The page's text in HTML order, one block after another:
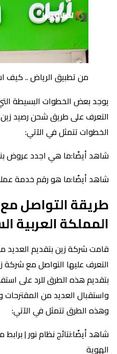
من تطبيق الرياض .. كيف
يوجد بعض الخطوات البسيطة
التعرف على طريق شحن رصيد
الخطوات تتمثل في الآتي:
شاهد أيضًا:ما هي اجدد عروض
شاهد أيضًا:ما هو رقم خدمة
طريقة التواصل
المملكة العربية
قامت شركة زين بتقديم
التعرف عليها التواصل مع
بتقديم هذه الطرق للرد على
واستقبال العديد من
وهذه الطرق تتمثل في الآتي:
شاهد أيضًا:نتائج نظام نور | برابط
الهوية